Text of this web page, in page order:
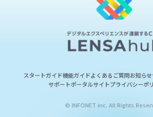
スタートガイド機能ガイドよくあるご質問お知らせ
サポートポータルサイトプライバシーポ
© INFONET inc. All Rights